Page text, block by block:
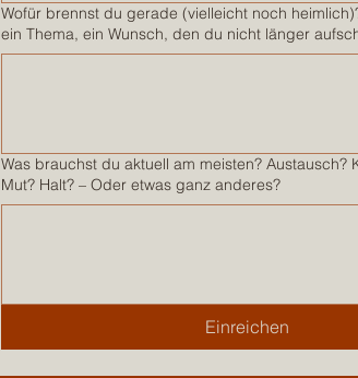
Wofür brennst du gerade (vielleicht noch heimlich)? Gibt es eine
ein Thema, ein Wunsch, den du nicht länger
Was brauchst du aktuell am meisten? Austausch? Klarheit? Strategie?
Mut? Halt? – Oder etwas ganz anderes?
Einreichen